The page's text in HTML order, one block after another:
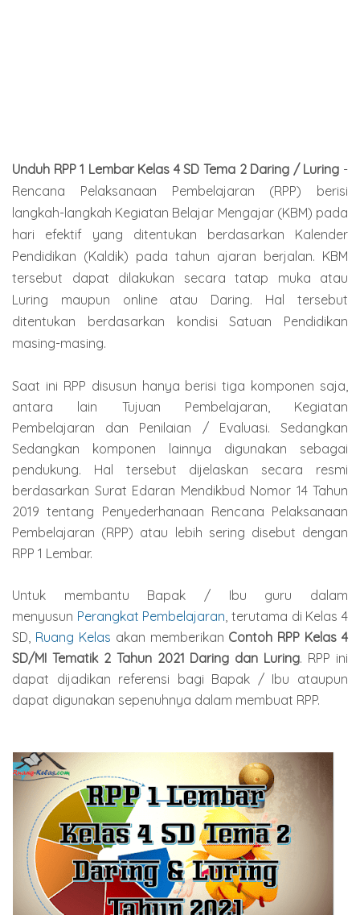
Unduh RPP 1 Lembar Kelas 4 SD Tema 2 Daring / Luring -
Rencana Pelaksanaan Pembelajaran (RPP) berisi
langkah-langkah Kegiatan Belajar Mengajar (KBM) pada
hari efektif yang ditentukan berdasarkan Kalender
Pendidikan (Kaldik) pada tahun ajaran berjalan. KBM
tersebut dapat dilakukan secara tatap muka atau
Luring maupun online atau Daring. Hal tersebut
ditentukan berdasarkan kondisi Satuan Pendidikan
masing-masing.
Saat ini RPP disusun hanya berisi tiga komponen saja,
antara lain Tujuan Pembelajaran, Kegiatan
Pembelajaran dan Penilaian / Evaluasi. Sedangkan
Sedangkan komponen lainnya digunakan sebagai
pendukung. Hal tersebut dijelaskan secara resmi
berdasarkan Surat Edaran Mendikbud Nomor 14 Tahun
2019 tentang Penyederhanaan Rencana Pelaksanaan
Pembelajaran (RPP) atau lebih sering disebut dengan
RPP 1 Lembar.
Untuk membantu Bapak / Ibu guru dalam
menyusun Perangkat Pembelajaran , terutama di Kelas 4
SD, Ruang Kelas akan memberikan Contoh RPP Kelas 4
SD/MI Tematik 2 Tahun 2021 Daring dan Luring. RPP ini
dapat dijadikan referensi bagi Bapak / Ibu ataupun
dapat digunakan sepenuhnya dalam membuat RPP.